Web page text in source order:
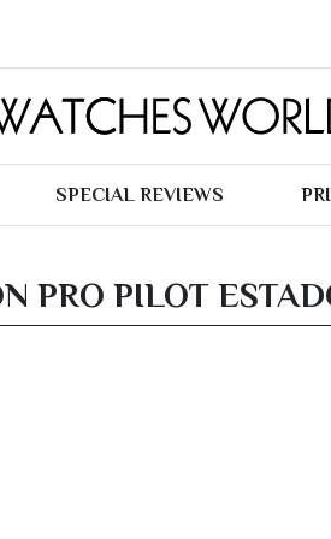
SPECIAL REVIEWS
PRO PILOT